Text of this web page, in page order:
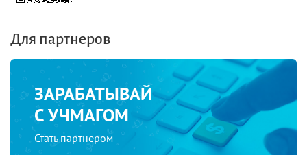
Для партнеров
ЗАРАБАТЫВАЙ
С УЧМАГОМ
Стать партнером